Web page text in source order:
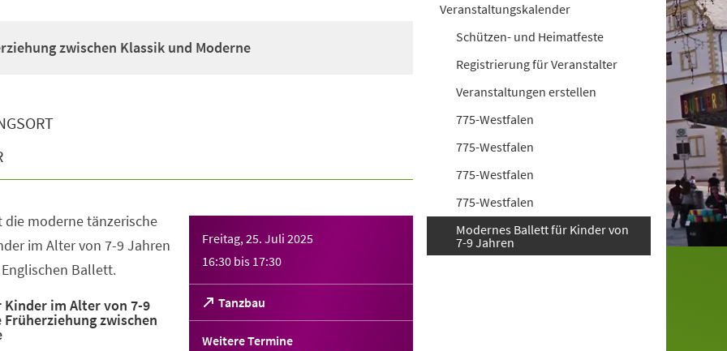
zwischen Klassik und Moderne
Freitag, 25. Juli 2025
16:30 bis 17:30
Tanzbau
(Öffnet
in
einem
Weitere Termine
die moderne tänzerische
im Alter von 7-9 Jahren
Ballett.
im Alter von 7-9
zwischen
Veranstaltungskalender
Schützen- und Heimatfeste
Registrierung für Veranstalter
Veranstaltungen erstellen
775-Westfalen
775-Westfalen
775-Westfalen
775-Westfalen
Modernes Ballett für Kinder von
7-9 Jahren